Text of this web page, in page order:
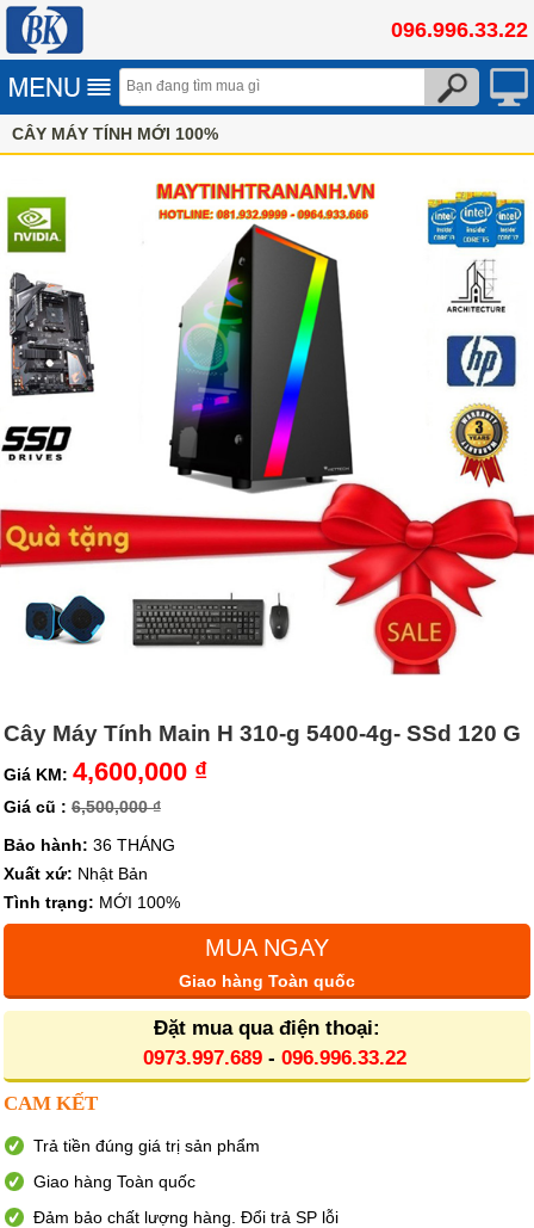
096.996.33.22
CÂY MÁY TÍNH MỚI 100%
Cây Máy Tính Main H 310-g 5400-4g- SSd 120 G
Giá KM: 4,600,000 ₫
Giá cũ : 6,500,000 ₫
Bảo hành: 36 THÁNG
Xuất xứ: Nhật Bản
Tình trạng: MỚI 100%
MUA NGAY
Giao hàng Toàn quốc
Đặt mua qua điện thoại:
0973.997.689 - 096.996.33.22
CAM KẾT
Trả tiền đúng giá trị sản phẩm
Giao hàng Toàn quốc
Đảm bảo chất lượng hàng. Đổi trả SP lỗi